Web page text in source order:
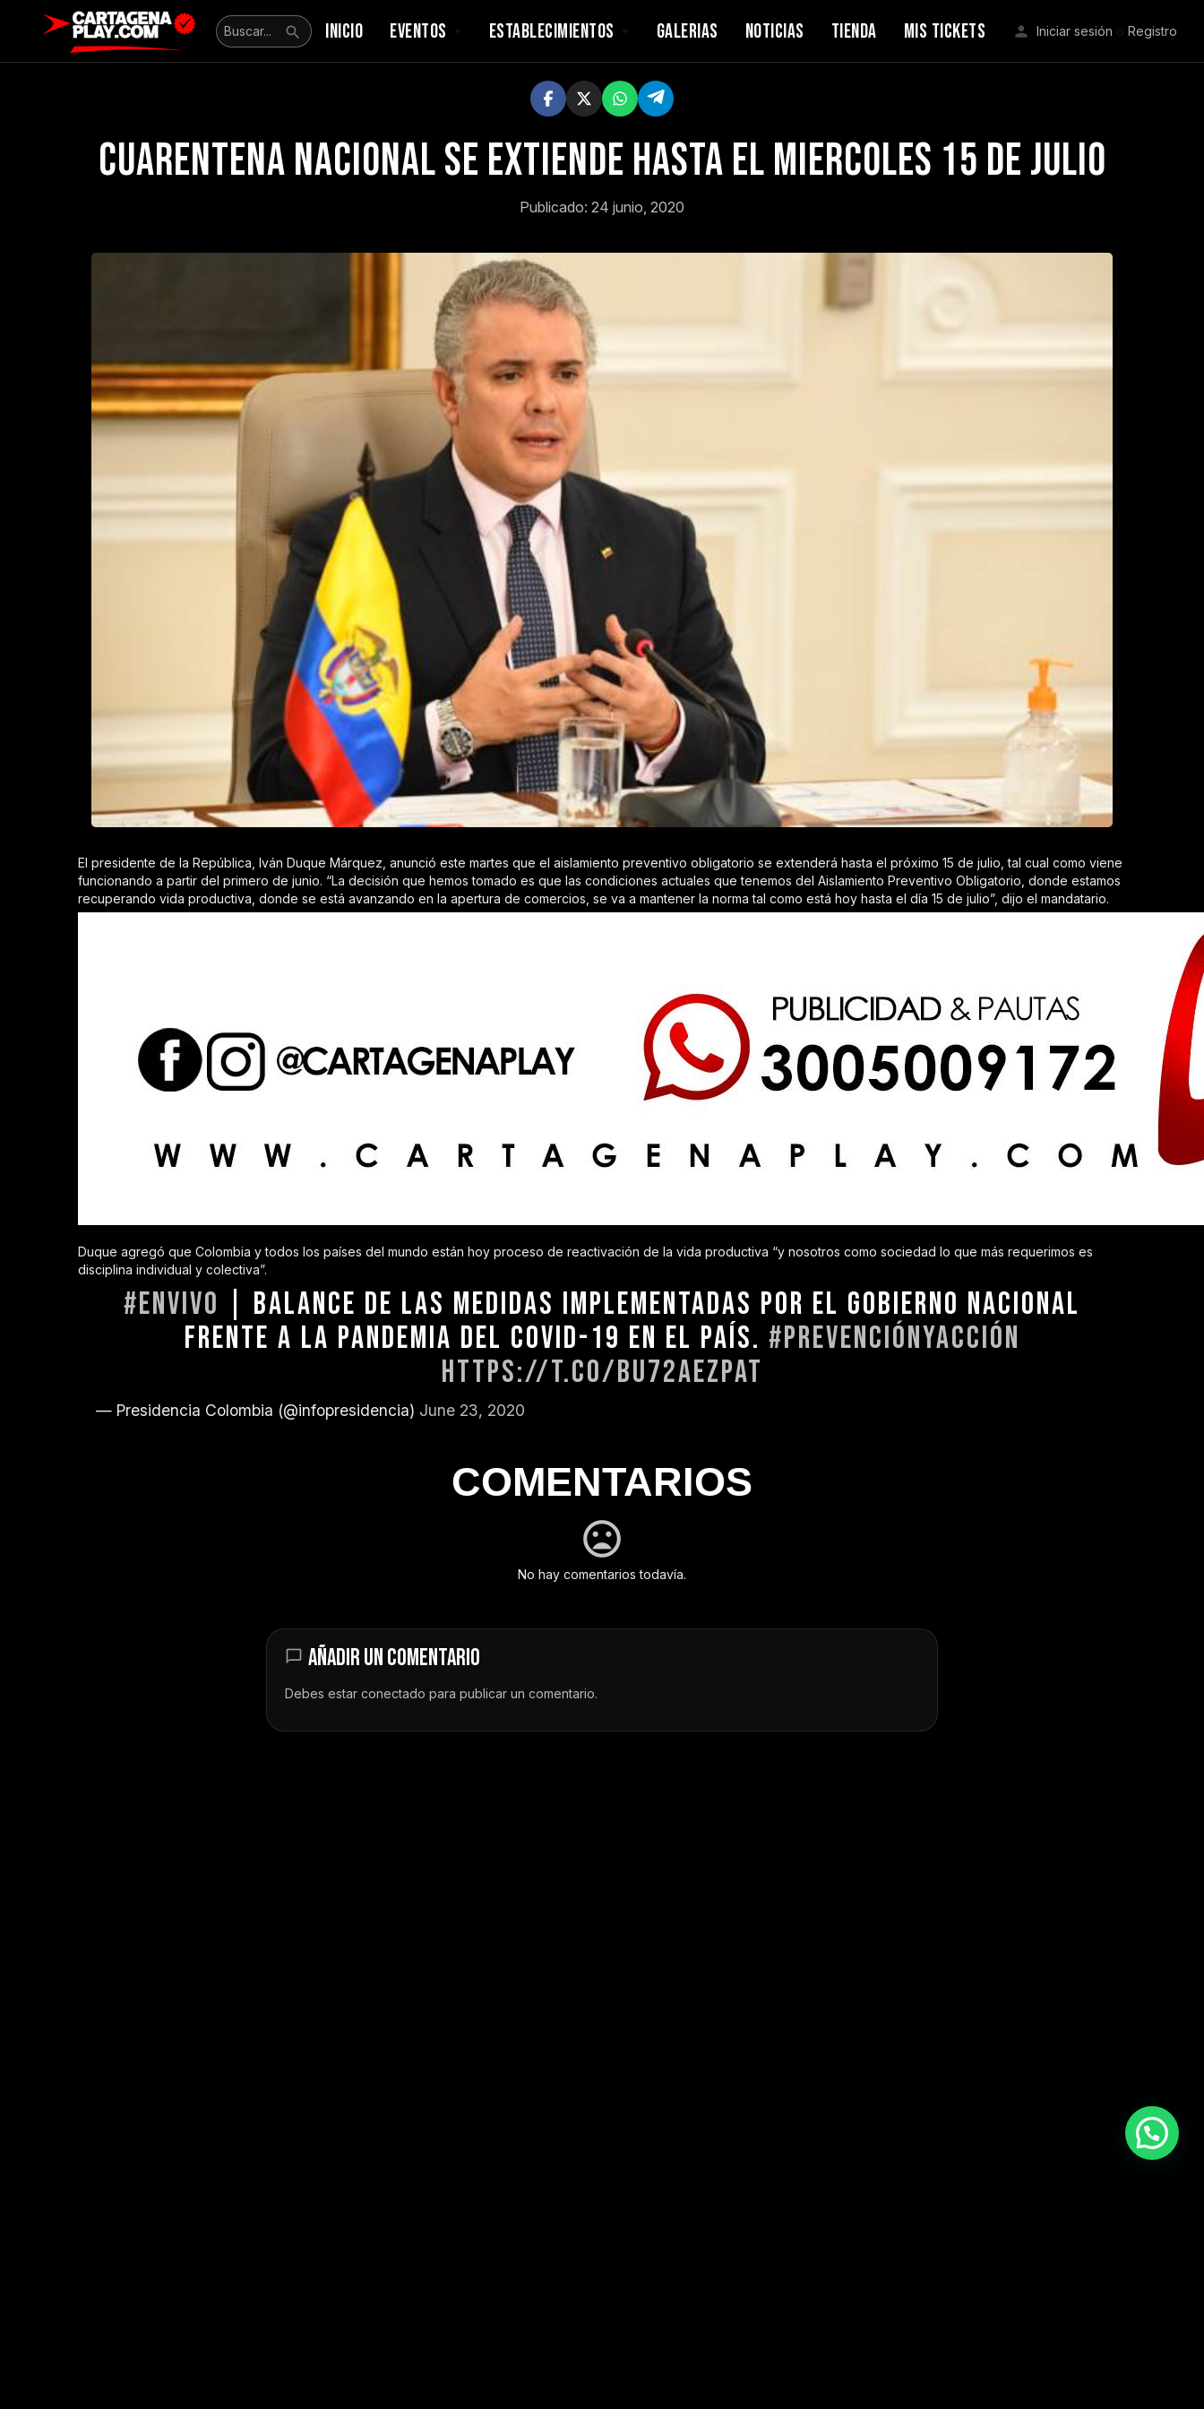
INICIO EVENTOS ESTABLECIMIENTOS GALERIAS NOTICIAS TIENDA MIS TICKETS Iniciar sesión o Registro
Cuarentena nacional se extiende hasta el miercoles 15 de julio
Publicado: 24 junio, 2020
El presidente de la República, Iván Duque Márquez, anunció este martes que el aislamiento preventivo obligatorio se extenderá hasta el próximo 15 de julio, tal cual como viene
funcionando a partir del primero de junio. “La decisión que hemos tomado es que las condiciones actuales que tenemos del Aislamiento Preventivo Obligatorio, donde estamos
recuperando vida productiva, donde se está avanzando en la apertura de comercios, se va a mantener la norma tal como está hoy hasta el día 15 de julio”, dijo el mandatario.
Duque agregó que Colombia y todos los países del mundo están hoy proceso de reactivación de la vida productiva “y nosotros como sociedad lo que más requerimos es
disciplina individual y colectiva”.
#ENVIVO | BALANCE DE LAS MEDIDAS IMPLEMENTADAS POR EL GOBIERNO NACIONAL
FRENTE A LA PANDEMIA DEL COVID-19 EN EL PAÍS. #PREVENCIÓNYACCIÓN
HTTPS://T.CO/BU72AEZPAT
— Presidencia Colombia (@infopresidencia) June 23, 2020
COMENTARIOS
No hay comentarios todavía.
AÑADIR UN COMENTARIO
Debes estar conectado para publicar un comentario.